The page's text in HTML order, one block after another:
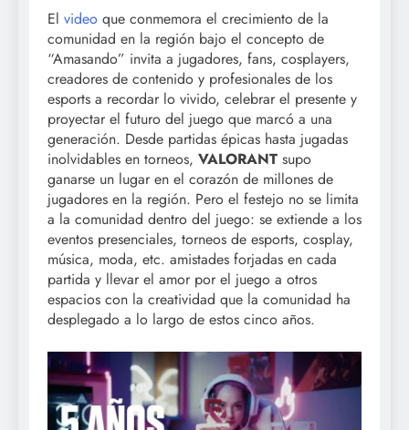
El video que conmemora el crecimiento de la
comunidad en la región bajo el concepto de
“Amasando” invita a jugadores, fans, cosplayers,
creadores de contenido y profesionales de los
esports a recordar lo vivido, celebrar el presente y
proyectar el futuro del juego que marcó a una
generación. Desde partidas épicas hasta jugadas
inolvidables en torneos, VALORANT supo
ganarse un lugar en el corazón de millones de
jugadores en la región. Pero el festejo no se limita
a la comunidad dentro del juego: se extiende a los
eventos presenciales, torneos de esports, cosplay,
música, moda, etc. amistades forjadas en cada
partida y llevar el amor por el juego a otros
espacios con la creatividad que la comunidad ha
desplegado a lo largo de estos cinco años.